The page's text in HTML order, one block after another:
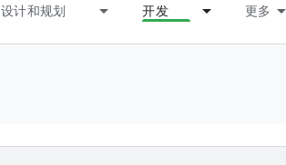
设计和规划 开发 更多